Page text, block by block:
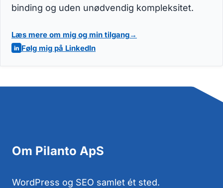
binding og uden unødvendig kompleksitet.
Læs mere om mig og min tilgang
Følg mig på LinkedIn
Om Pilanto ApS
WordPress og SEO samlet ét sted.